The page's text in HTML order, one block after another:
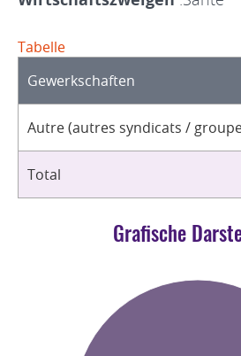
Tabelle
Gewerkschaften
Autre (autres syndicats /
Total
Grafische